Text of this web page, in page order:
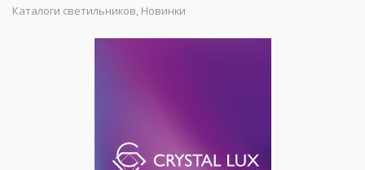
Каталоги светильников Новинки